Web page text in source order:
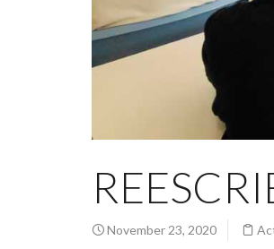
November 23, 2020